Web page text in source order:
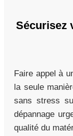
Sécurisez
Faire appel à
la seule
sans stress
dépannage
qualité du